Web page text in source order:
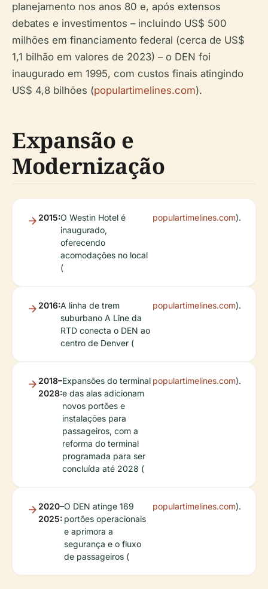
planejamento nos anos 80 e, após extensos
debates e investimentos – incluindo US$ 500
milhões em financiamento federal (cerca de US$
1,1 bilhão em valores de 2023) – o DEN foi
inaugurado em 1995, com custos finais atingindo
US$ 4,8 bilhões (populartimelines.com).
Expansão e
Modernização
2015:O Westin Hotel é
inaugurado,
oferecendo
acomodações no local
(
populartimelines.com).
2016:A linha de trem
suburbano A Line da
RTD conecta o DEN ao
centro de Denver (
populartimelines.com).
2018–
2028:
Expansões do terminal
e das alas adicionam
novos portões e
instalações para
passageiros, com a
reforma do terminal
programada para ser
concluída até 2028 (
populartimelines.com).
2020–
2025:
O DEN atinge 169
portões operacionais
e aprimora a
segurança e o fluxo
de passageiros (
populartimelines.com).